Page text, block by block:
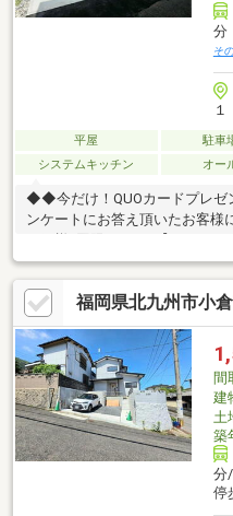
分
そ
１
平屋 駐車
システムキッチン
オー
◆◆今だけ！QUOカードプレ
ンケートにお答え頂いたお客様
１組様1回限りです♪【センチ
に、14000店舗、15万人もの営業スタッフ
点）。これが世界最大級の不動産ネットワ
21」です!■「安心」と「信頼」
拡大し、 北海道から沖縄までの993店舗、6709人のスタッフ
（2022年9月末時点）が住まい
福岡県北九州市小
間
建
土
築
分
停